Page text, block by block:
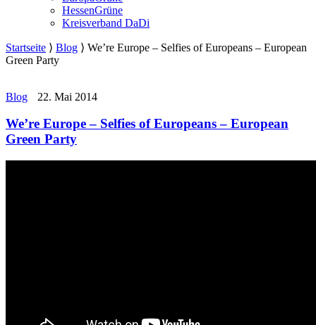
HessenGrüne
Kreisverband DaDi
Startseite ⟩ Blog ⟩ We’re Europe – Selfies of Europeans – European
Green Party
Blog 22. Mai 2014
We’re Europe – Selfies of Europeans – European
Green Party